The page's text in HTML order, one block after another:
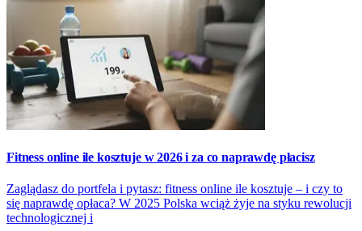
Fitness online ile kosztuje w 2026 i za co naprawdę płacisz
Zaglądasz do portfela i pytasz: fitness online ile kosztuje – i czy to
się naprawdę opłaca? W 2025 Polska wciąż żyje na styku rewolucji
technologicznej i